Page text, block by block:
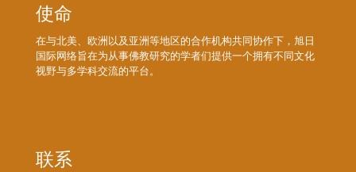
使命
在与北美、欧洲以及亚洲等地区的合作机构共同协作下，旭日
国际网络旨在为从事佛教研究的学者们提供一个拥有不同文化
视野与多学科交流的平台。
联系